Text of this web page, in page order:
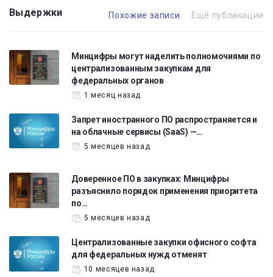
Выдержки Похожие записи Ещё публикации
Минцифры могут наделить полномочиями по
централизованным закупкам для
федеральных органов
1 месяц назад
Запрет иностранного ПО распространяется и
на облачные сервисы (SaaS) —…
5 месяцев назад
Доверенное ПО в закупках: Минцифры
разъяснило порядок применения приоритета
по…
5 месяцев назад
Централизованные закупки офисного софта
для федеральных нужд отменят
10 месяцев назад